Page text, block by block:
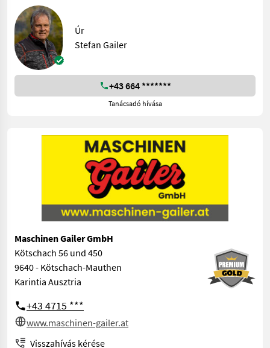
Úr
Stefan Gailer
+43 664 *******
Tanácsadó hívása
Maschinen Gailer GmbH
Kötschach 56 und 450
9640 - Kötschach-Mauthen
Karintia Ausztria
+43 4715 ***
www.maschinen-gailer.at
Visszahívás kérése